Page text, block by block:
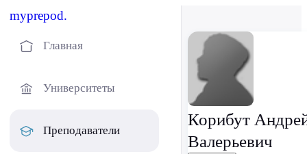
myprepod.
Главная
Университеты
Преподаватели
Корибут
Валерьевич